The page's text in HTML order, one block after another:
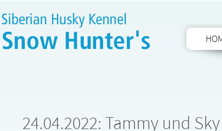
24.04.2022: Tammy und